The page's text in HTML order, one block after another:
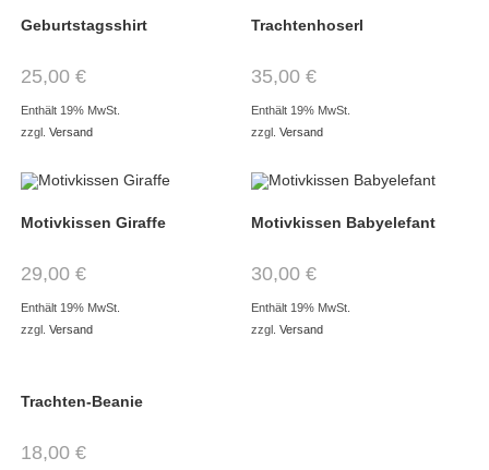
Geburtstagsshirt
25,00 €
Enthält 19% MwSt.
zzgl. Versand
Trachtenhoserl
35,00€
Enthält 19% MwSt.
zzgl.Versand
Motivkissen Giraffe
29,00 €
Enthält 19% MwSt.
zzgl. Versand
Motivkissen Babyelefant
30,00€
Enthält 19% MwSt.
zzgl.Versand
Trachten-Beanie
18,00 €